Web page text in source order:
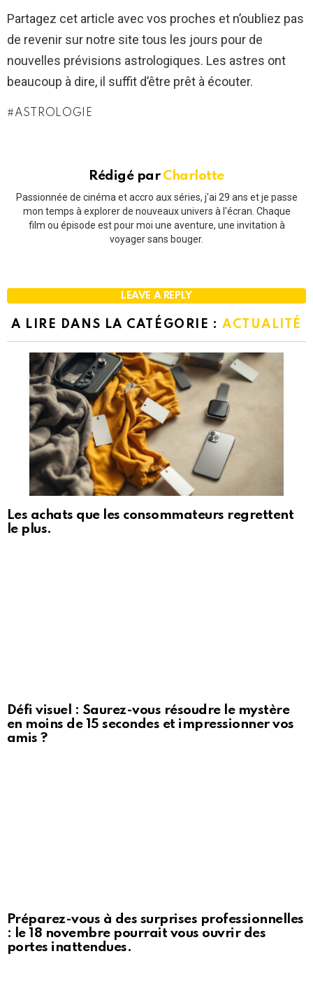
Partagez cet article avec vos proches et n’oubliez pas
de revenir sur notre site tous les jours pour de
nouvelles prévisions astrologiques. Les astres ont
beaucoup à dire, il suffit d’être prêt à écouter.
ASTROLOGIE
Rédigé par Charlotte
Passionnée de cinéma et accro aux séries, j'ai 29 ans et je passe
mon temps à explorer de nouveaux univers à l'écran. Chaque
film ou épisode est pour moi une aventure, une invitation à
voyager sans bouger.
LEAVE A REPLY
A LIRE DANS LA CATÉGORIE : ACTUALITÉ
Les achats que les consommateurs regrettent
le plus.
Défi visuel : Saurez-vous résoudre le mystère
en moins de 15 secondes et impressionner vos
amis ?
Préparez-vous à des surprises professionnelles
: le 18 novembre pourrait vous ouvrir des
portes inattendues.